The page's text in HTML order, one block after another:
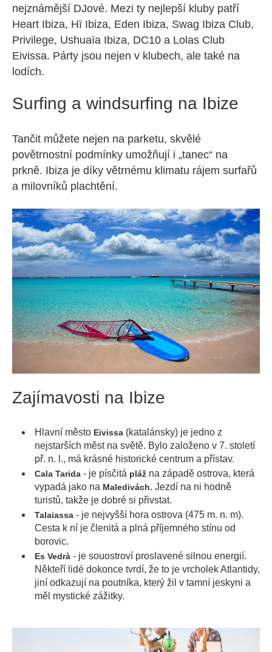
nejznámější DJové. Mezi ty nejlepší kluby patří
Heart Ibiza, Hï Ibiza, Eden Ibiza, Swag Ibiza Club,
Privilege, Ushuaïa Ibiza, DC10 a Lolas Club
Eivissa. Párty jsou nejen v klubech, ale také na
lodích.
Surfing a windsurfing na Ibize
Tančit můžete nejen na parketu, skvělé
povětrnostní podmínky umožňují i „tanec“ na
prkně. Ibiza je díky větrnému klimatu rájem surfařů
a milovníků plachtění.
Zajímavosti na Ibize
Hlavní město Eivissa (katalánsky) je jedno z
nejstarších měst na světě. Bylo založeno v 7. století
př. n. l., má krásné historické centrum a přístav.
Cala Tarida - je písčitá pláž na západě ostrova, která
vypadá jako na Maledivách. Jezdí na ni hodně
turistů, takže je dobré si přivstat.
Talaiassa - je nejvyšší hora ostrova (475 m. n. m).
Cesta k ní je členitá a plná příjemného stínu od
borovic.
Es Vedrà - je souostroví proslavené silnou energií.
Někteří lidé dokonce tvrdí, že to je vrcholek Atlantidy,
jiní odkazují na poutníka, který žil v tamní jeskyni a
měl mystické zážitky.